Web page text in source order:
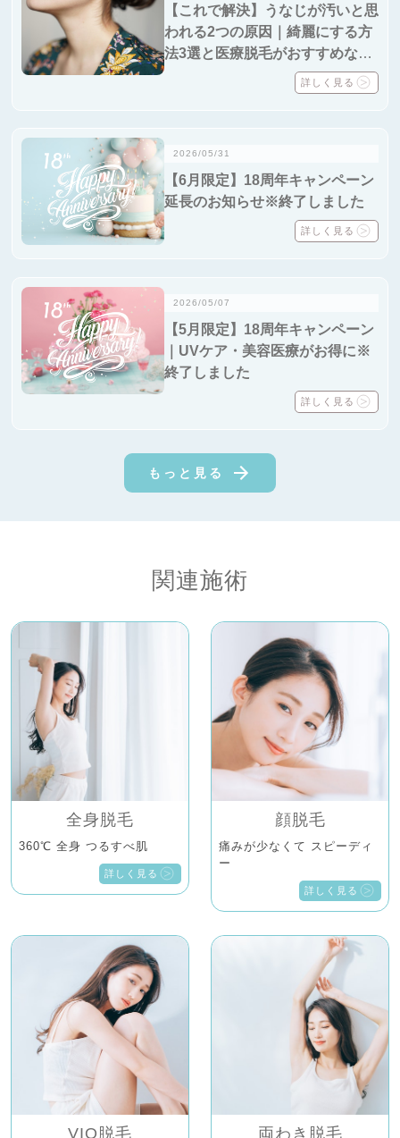
【これで解決】うなじが汚いと思
われる2つの原因｜綺麗にする方
法3選と医療脱毛がおすすめな3
つの理由を紹介
詳しく見る
2026/05/31
【6月限定】18周年キャンペーン
延長のお知らせ※終了しました
詳しく見る
2026/05/07
【5月限定】18周年キャンペーン
｜UVケア・美容医療がお得に※
終了しました
詳しく見る
もっと見る
関連施術
全身脱毛
360℃ 全身 つるすべ肌
詳しく見る
顔脱毛
痛みが少なくて スピーディ
ー
詳しく見る
VIO脱毛 両わき脱毛